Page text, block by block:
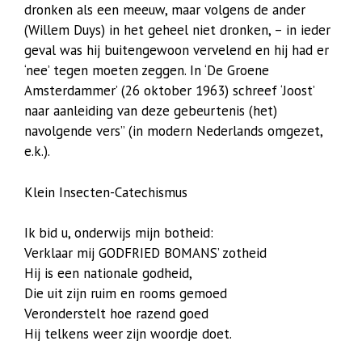
dronken als een meeuw, maar volgens de ander
(Willem Duys) in het geheel niet dronken, – in ieder
geval was hij buitengewoon vervelend en hij had er
‘nee’ tegen moeten zeggen. In ‘De Groene
Amsterdammer’ (26 oktober 1963) schreef ‘Joost’
naar aanleiding van deze gebeurtenis (het)
navolgende vers” (in modern Nederlands omgezet,
e.k.).
Klein Insecten-Catechismus
Ik bid u, onderwijs mijn botheid:
Verklaar mij GODFRIED BOMANS’ zotheid
Hij is een nationale godheid,
Die uit zijn ruim en rooms gemoed
Veronderstelt hoe razend goed
Hij telkens weer zijn woordje doet.